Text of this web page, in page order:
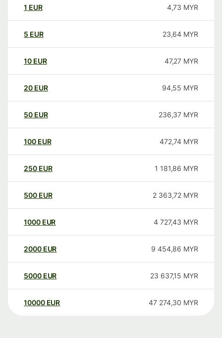
1 EUR 4,73 MYR
5 EUR 23,64 MYR
10 EUR 47,27 MYR
20 EUR 94,55 MYR
50 EUR 236,37 MYR
100 EUR 472,74 MYR
250 EUR 1 181,86 MYR
500 EUR 2 363,72 MYR
1000 EUR 4 727,43 MYR
2000 EUR 9 454,86 MYR
5000 EUR 23 637,15 MYR
10000 EUR 47 274,30 MYR